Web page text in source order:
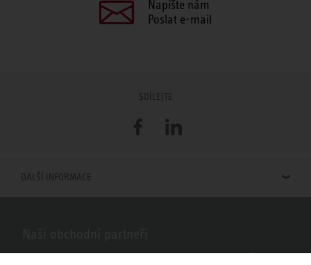
Napište nám
Poslat e-mail
SDÍLEJTE
FacebookLinkedIn
DALŠÍ INFORMACE